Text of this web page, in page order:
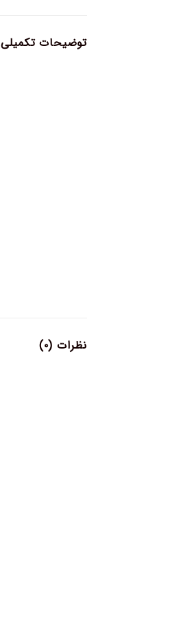
توضیحات تکمیلی
نظرات (۰)